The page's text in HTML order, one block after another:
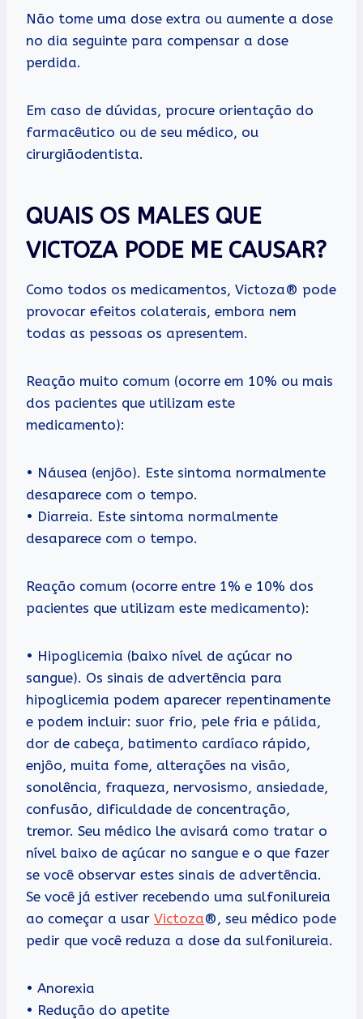
Não tome uma dose extra ou aumente a dose
no dia seguinte para compensar a dose
perdida.
Em caso de dúvidas, procure orientação do
farmacêutico ou de seu médico, ou
cirurgiãodentista.
QUAIS OS MALES QUE
VICTOZA PODE ME CAUSAR?
Como todos os medicamentos, Victoza® pode
provocar efeitos colaterais, embora nem
todas as pessoas os apresentem.
Reação muito comum (ocorre em 10% ou mais
dos pacientes que utilizam este
medicamento):
• Náusea (enjôo). Este sintoma normalmente
desaparece com o tempo.
• Diarreia. Este sintoma normalmente
desaparece com o tempo.
Reação comum (ocorre entre 1% e 10% dos
pacientes que utilizam este medicamento):
• Hipoglicemia (baixo nível de açúcar no
sangue). Os sinais de advertência para
hipoglicemia podem aparecer repentinamente
e podem incluir: suor frio, pele fria e pálida,
dor de cabeça, batimento cardíaco rápido,
enjôo, muita fome, alterações na visão,
sonolência, fraqueza, nervosismo, ansiedade,
confusão, dificuldade de concentração,
tremor. Seu médico lhe avisará como tratar o
nível baixo de açúcar no sangue e o que fazer
se você observar estes sinais de advertência.
Se você já estiver recebendo uma sulfonilureia
ao começar a usar Victoza®, seu médico pode
pedir que você reduza a dose da sulfonilureia.
• Anorexia
• Redução do apetite